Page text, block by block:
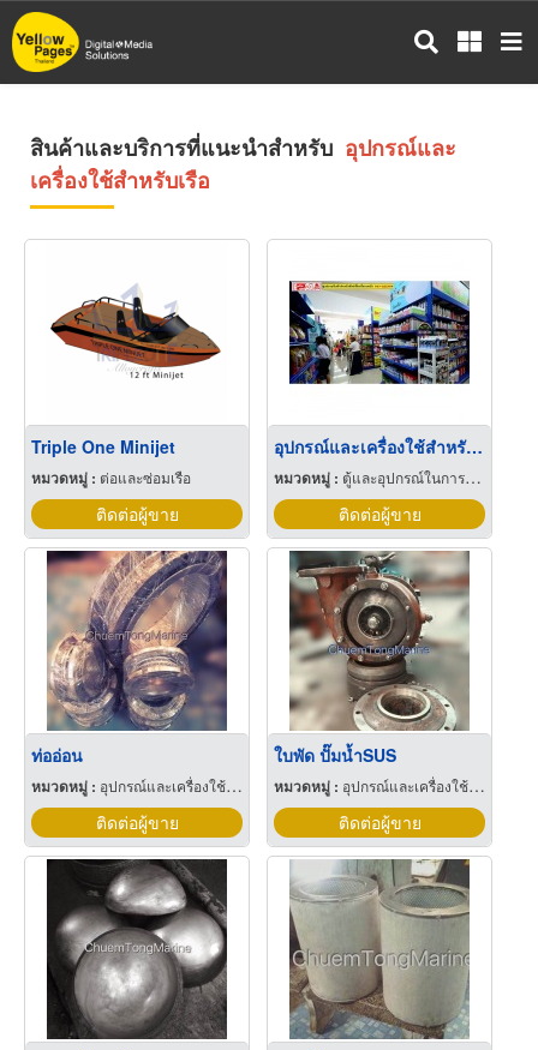
ข้าม
ไป
สินค้าและบริการที่แนะนำสำหรับ อุปกรณ์และ
เครื่องใช้สำหรับเรือ
Triple One Minijet
หมวดหมู่ : ต่อและซ่อมเรือ
ติดต่อผู้ขาย
อุปกรณ์และเครื่องใช้สำหรับสัตว์เลี้ยง
หมวดหมู่ : ตู้และอุปกรณ์ในการเลี้ยงปลา
ติดต่อผู้ขาย
ท่ออ่อน
หมวดหมู่ : อุปกรณ์และเครื่องใช้สำหรับเรือ
ติดต่อผู้ขาย
ใบพัด ปั๊มน้ำSUS
หมวดหมู่ : อุปกรณ์และเครื่องใช้สำหรับเรือ
ติดต่อผู้ขาย